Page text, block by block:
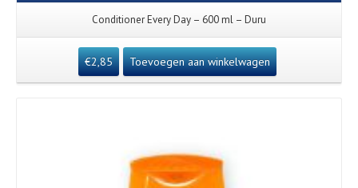
Conditioner Every Day – 600 ml – Duru
€2,85 Toevoegen aan winkelwagen